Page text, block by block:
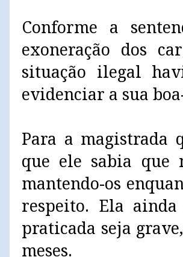
Conforme a
exoneração dos
situação ilegal
evidenciar a sua
Para a magistrada
que ele sabia que
mantendo-os
respeito. Ela
praticada seja
meses.